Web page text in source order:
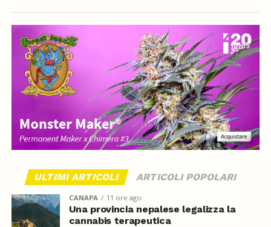
ULTIMI ARTICOLI ARTICOLI POPOLARI
CANAPA 11 ore ago
Una provincia nepalese legalizza la
cannabis terapeutica